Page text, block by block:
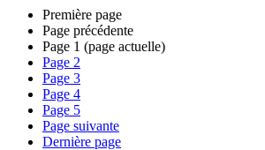
Première page
Page précédente
Page 1 (page actuelle)
Page 2
Page 3
Page 4
Page 5
Page suivante
Dernière page